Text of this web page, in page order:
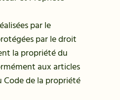
par le
par le droit
la propriété du
aux articles
Code de la propriété